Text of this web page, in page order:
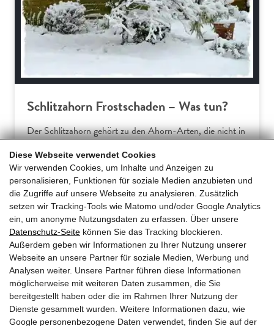
Diese Webseite verwendet Cookies
Wir verwenden Cookies, um Inhalte und Anzeigen zu
personalisieren, Funktionen für soziale Medien anzubieten und
die Zugriffe auf unsere Webseite zu analysieren. Zusätzlich
setzen wir Tracking-Tools wie Matomo und/oder Google Analytics
ein, um anonyme Nutzungsdaten zu erfassen. Über unsere
Datenschutz-Seite können Sie das Tracking blockieren.
Außerdem geben wir Informationen zu Ihrer Nutzung unserer
Webseite an unsere Partner für soziale Medien, Werbung und
Analysen weiter. Unsere Partner führen diese Informationen
möglicherweise mit weiteren Daten zusammen, die Sie
bereitgestellt haben oder die im Rahmen Ihrer Nutzung der
Dienste gesammelt wurden. Weitere Informationen dazu, wie
Google personenbezogene Daten verwendet, finden Sie auf der
Schlitzahorn Frostschaden – Was tun?
Der Schlitzahorn gehört zu den Ahorn-Arten, die nicht in
Hausgärtner am Acer palmatum dissectum häufiger über
Frostschäden klagen. Dieser Ratgeber erklärt die
typischen Symptome und gibt praxiserprobte Tipps für
effektive Gegenmaßnahmen und… […]
Mehr erfahren